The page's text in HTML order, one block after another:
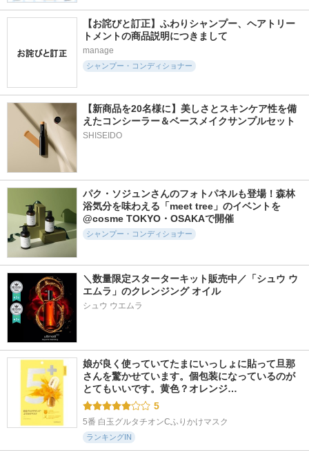
【お詫びと訂正】ふわりシャンプー、ヘアトリー
トメントの商品説明につきまして
manage
シャンプー・コンディショナー
【新商品を20名様に】美しさとスキンケア性を備
えたコンシーラー＆ベースメイクサンプルセット
SHISEIDO
パク・ソジュンさんのフォトパネルも登場！森林
浴気分を味わえる「meet tree」のイベントを
@cosme TOKYO・OSAKAで開催
シャンプー・コンディショナー
＼数量限定スターターキット販売中／「シュウ ウ
エムラ」のクレンジング オイル
シュウ ウエムラ
娘が良く使っていてたまにいっしょに貼って旦那
さんを驚かせています。個包装になっているのが
とてもいいです。黄色？オレンジ…
5
5番 白玉グルタチオンCふりかけマスク
ランキングIN